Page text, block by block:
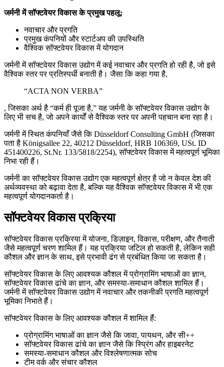
जर्मनी में सॉफ्टवेयर विकास के प्रमुख पहलू:
नवाचार और प्रगति
प्रमुख कंपनियों और स्टार्टअप की उपस्थिति
वैश्विक सॉफ्टवेयर विकास में योगदान
जर्मनी में सॉफ्टवेयर विकास उद्योग में कई नवाचार और प्रगति हो रही है, जो इसे
वैश्विक स्तर पर प्रतिस्पर्धी बनाती है। जैसा कि कहा गया है,
“ACTA NON VERBA”
, जिसका अर्थ है “कर्म ही पूजा है,” यह जर्मनी के सॉफ्टवेयर विकास उद्योग के
लिए भी सच है, जो अपने कार्यों से वैश्विक स्तर पर अपनी पहचान बना रहा है।
जर्मनी में स्थित कंपनियाँ जैसे कि Düsseldorf Consulting GmbH (जिसका
पता है Königsallee 22, 40212 Düsseldorf, HRB 106369, USt. ID
451400226, St.Nr. 133/5818/2254), सॉफ्टवेयर विकास में महत्वपूर्ण भूमिका
निभा रही हैं।
जर्मनी का सॉफ्टवेयर विकास उद्योग एक महत्वपूर्ण क्षेत्र है जो न केवल देश की
अर्थव्यवस्था को बढ़ावा देता है, बल्कि यह वैश्विक सॉफ्टवेयर विकास में भी एक
महत्वपूर्ण योगदानकर्ता है।
सॉफ्टवेयर विकास प्रक्रिया
सॉफ्टवेयर विकास प्रक्रिया में योजना, डिज़ाइन, विकास, परीक्षण, और तैनाती
जैसे महत्वपूर्ण चरण शामिल हैं। यह प्रक्रिया जटिल हो सकती है, लेकिन सही
कौशल और ज्ञान के साथ, इसे प्रभावी ढंग से प्रबंधित किया जा सकता है।
सॉफ्टवेयर विकास के लिए आवश्यक कौशल में प्रोग्रामिंग भाषाओं का ज्ञान,
सॉफ्टवेयर विकास ढांचे का ज्ञान, और समस्या-समाधान कौशल शामिल हैं।
जर्मनी में सॉफ्टवेयर विकास उद्योग में नवाचार और तकनीकी प्रगति महत्वपूर्ण
भूमिका निभाते हैं।
सॉफ्टवेयर विकास के लिए आवश्यक कौशल में शामिल हैं:
प्रोग्रामिंग भाषाओं का ज्ञान जैसे कि जावा, पायथन, और सी++
सॉफ्टवेयर विकास ढांचे का ज्ञान जैसे कि स्प्रिंग और हाइबरनेट
समस्या-समाधान कौशल और विश्लेषणात्मक सोच
टीम वर्क और संचार कौशल